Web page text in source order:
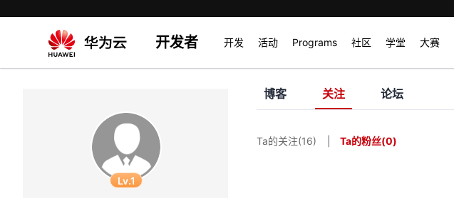
开发者 开发 活动 Programs 社区 学堂 大赛
Lv.1
博客 关注 论坛
Ta的关注(16) Ta的粉丝(0)